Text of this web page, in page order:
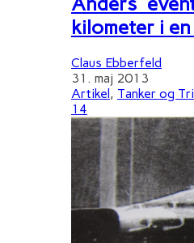
kilometer i
Claus Ebberfeld
31. maj 2013
Artikel , Tanker og
14